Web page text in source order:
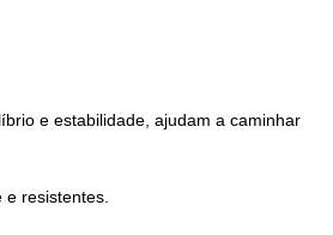
e estabilidade, ajudam a caminhar
e resistentes.